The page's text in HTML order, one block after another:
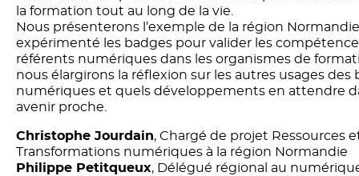
la formation tout au long de la vie.
Nous présenterons l’exemple de la région
expérimenté les badges pour valider les
référents numériques dans les organismes de
nous élargirons la réflexion sur les autres usages des
numériques et quels développements en attendre
avenir proche.
Christophe Jourdain, Chargé de projet Ressources
Transformations numériques à la région Normandie
Philippe Petitqueux, Délégué régional au